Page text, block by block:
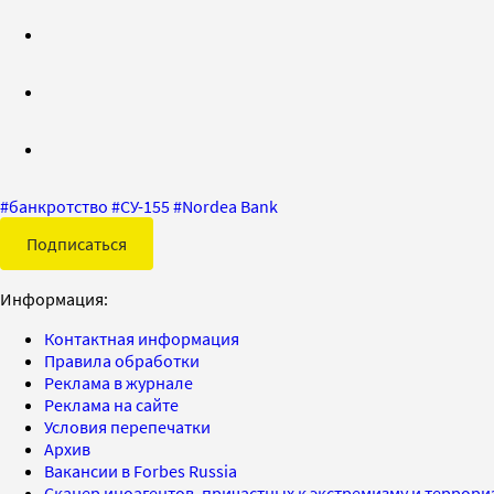
#банкротство #СУ-155#Nordea Bank
Подписаться
Информация:
Контактная информация
Правила обработки
Реклама в журнале
Реклама на сайте
Условия перепечатки
Архив
Вакансии в Forbes Russia